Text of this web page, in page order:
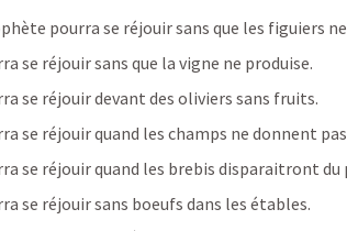
pourra se réjouir sans que les figuiers
se réjouir sans que la vigne ne produise.
se réjouir devant des oliviers sans fruits.
se réjouir quand les champs ne donnent
se réjouir quand les brebis disparaitront du
se réjouir sans boeufs dans les étables.